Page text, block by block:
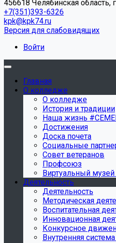
456618 Челябинская область,
+7(351)393-6326
kpk@kpk74.ru
Версия для слабовидящих
Войти
Главная
О колледже
О колледже
История и традиции
Наша жизнь
Достижения
Доска почета
Социальные
Совет ветеранов
Профсоюз
Виртуальный
Деятельность
Деятельность
Методическая
Воспитательная
Инновационная
Конкурсное
Внутренняя